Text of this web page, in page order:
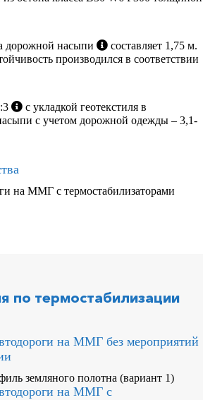
дорожной насыпи
составляет 1,75 м.
производился в соответствии
с укладкой геотекстиля в
с учетом дорожной одежды – 3,1-
на ММГ с термостабилизаторами
по термостабилизации
земляного полотна (вариант 1)